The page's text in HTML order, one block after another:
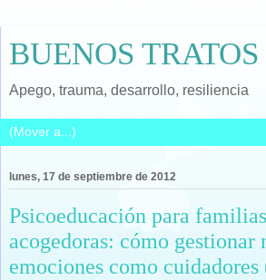
BUENOS TRATOS
Apego, trauma, desarrollo, resiliencia
lunes, 17 de septiembre de 2012
Psicoeducación para
acogedoras: cómo gestionar
emociones como cuidadores